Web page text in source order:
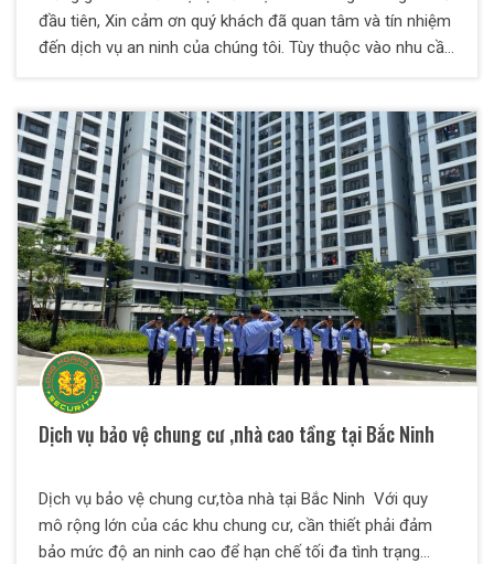
đầu tiên, Xin cảm ơn quý khách đã quan tâm và tín nhiệm
đến dịch vụ an ninh của chúng tôi. Tùy thuộc vào nhu cầu
các dịch vụ bảo vệ và bảng giá thuê bảo vệ chuyên
nghiệp Quý khách cần tham khảo.
Dịch vụ bảo vệ chung cư ,nhà cao tầng tại Bắc Ninh
Dịch vụ bảo vệ chung cư,tòa nhà tại Bắc Ninh Với quy
mô rộng lớn của các khu chung cư, cần thiết phải đảm
bảo mức độ an ninh cao để hạn chế tối đa tình trạng